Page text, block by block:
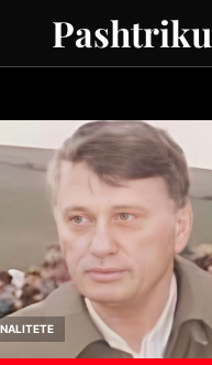
Pashtriku